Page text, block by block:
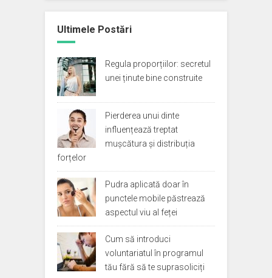
Ultimele Postări
Regula proporțiilor: secretul
unei ținute bine construite
Pierderea unui dinte
influențează treptat
mușcătura și distribuția
forțelor
Pudra aplicată doar în
punctele mobile păstrează
aspectul viu al feței
Cum să introduci
voluntariatul în programul
tău fără să te suprasoliciți